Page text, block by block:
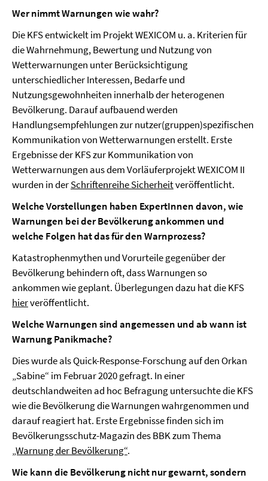
Wer nimmt Warnungen wie wahr?
Die KFS entwickelt im Projekt WEXICOM u. a. Kriterien für
die Wahrnehmung, Bewertung und Nutzung von
Wetterwarnungen unter Berücksichtigung
unterschiedlicher Interessen, Bedarfe und
Nutzungsgewohnheiten innerhalb der heterogenen
Bevölkerung. Darauf aufbauend werden
Handlungsempfehlungen zur nutzer(gruppen)spezifischen
Kommunikation von Wetterwarnungen erstellt. Erste
Ergebnisse der KFS zur Kommunikation von
Wetterwarnungen aus dem Vorläuferprojekt WEXICOM II
wurden in derSchriftenreihe Sicherheitveröffentlicht.
Welche Vorstellungen haben ExpertInnen davon, wie
Warnungen bei der Bevölkerung ankommen und
welche Folgen hat das für den Warnprozess?
Katastrophenmythen und Vorurteile gegenüber der
Bevölkerung behindern oft, dass Warnungen so
ankommen wie geplant. Überlegungen dazu hat die KFS
hierveröffentlicht.
Welche Warnungen sind angemessen und ab wann ist
Warnung Panikmache?
Dies wurde als Quick-Response-Forschung auf den Orkan
„Sabine“ im Februar 2020 gefragt. In einer
deutschlandweiten ad hoc Befragung untersuchte die KFS
wie die Bevölkerung die Warnungen wahrgenommen und
darauf reagiert hat. Erste Ergebnisse finden sich im
Bevölkerungsschutz-Magazin des BBK zum Thema
„Warnung der Bevölkerung“.
Wie kann die Bevölkerung nicht nur gewarnt, sondern